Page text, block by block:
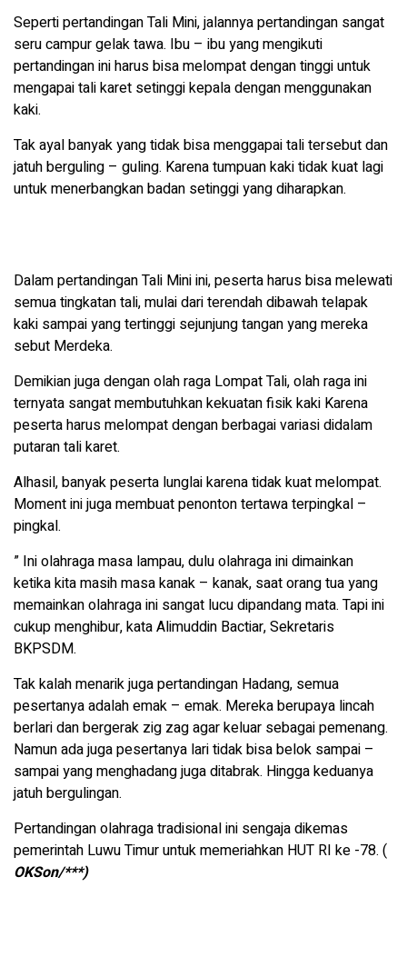
Seperti pertandingan Tali Mini, jalannya pertandingan sangat
seru campur gelak tawa. Ibu – ibu yang mengikuti
pertandingan ini harus bisa melompat dengan tinggi untuk
mengapai tali karet setinggi kepala dengan menggunakan
kaki.
Tak ayal banyak yang tidak bisa menggapai tali tersebut dan
jatuh berguling – guling. Karena tumpuan kaki tidak kuat lagi
untuk menerbangkan badan setinggi yang diharapkan.
Dalam pertandingan Tali Mini ini, peserta harus bisa melewati
semua tingkatan tali, mulai dari terendah dibawah telapak
kaki sampai yang tertinggi sejunjung tangan yang mereka
sebut Merdeka.
Demikian juga dengan olah raga Lompat Tali, olah raga ini
ternyata sangat membutuhkan kekuatan fisik kaki Karena
peserta harus melompat dengan berbagai variasi didalam
putaran tali karet.
Alhasil, banyak peserta lunglai karena tidak kuat melompat.
Moment ini juga membuat penonton tertawa terpingkal –
pingkal.
” Ini olahraga masa lampau, dulu olahraga ini dimainkan
ketika kita masih masa kanak – kanak, saat orang tua yang
memainkan olahraga ini sangat lucu dipandang mata. Tapi ini
cukup menghibur, kata Alimuddin Bactiar, Sekretaris
BKPSDM.
Tak kalah menarik juga pertandingan Hadang, semua
pesertanya adalah emak – emak. Mereka berupaya lincah
berlari dan bergerak zig zag agar keluar sebagai pemenang.
Namun ada juga pesertanya lari tidak bisa belok sampai –
sampai yang menghadang juga ditabrak. Hingga keduanya
jatuh bergulingan.
Pertandingan olahraga tradisional ini sengaja dikemas
pemerintah Luwu Timur untuk memeriahkan HUT RI ke -78. (
OKSon/***)